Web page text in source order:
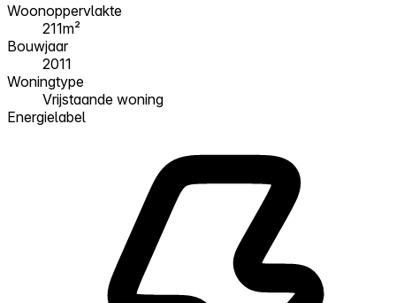
Woonoppervlakte
211m²
Bouwjaar
2011
Woningtype
Vrijstaande woning
Energielabel